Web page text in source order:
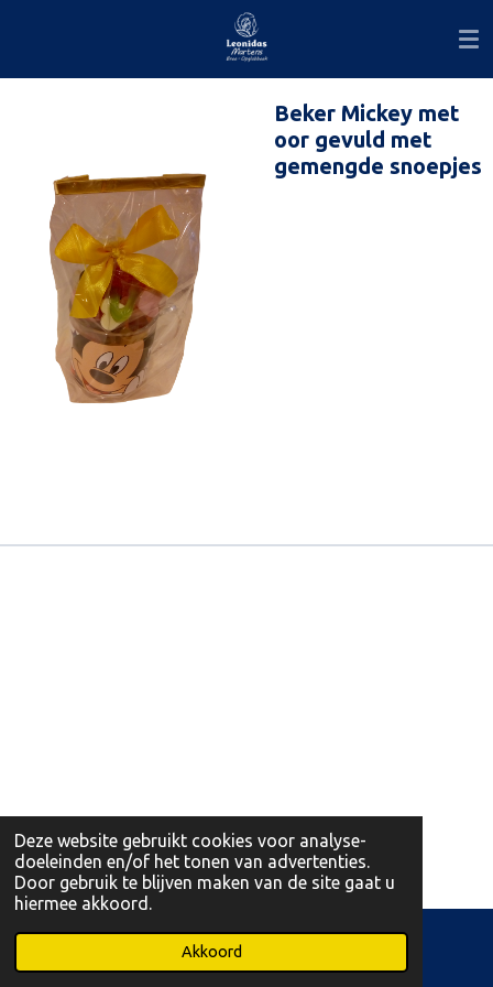
Deze website gebruikt cookies voor analyse-
doeleinden en/of het tonen van advertenties.
Door gebruik te blijven maken van de site gaat u
hiermee akkoord.
Akkoord
naar
Beker Mickey met
oor gevuld met
gemengde snoepjes
© 2026 Leonidas Martens Opglabbeek en Bree